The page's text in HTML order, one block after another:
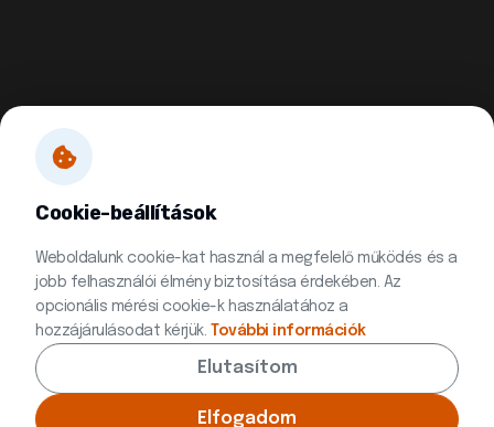
© 2026 Minden jog fenntartva | Készítette: Innovip.hu Kft.
Cookie-beállítások
Weboldalunk cookie-kat használ a megfelelő működés és a
jobb felhasználói élmény biztosítása érdekében. Az
opcionális mérési cookie-k használatához a
hozzájárulásodat kérjük.
További információk
Elutasítom
Elfogadom